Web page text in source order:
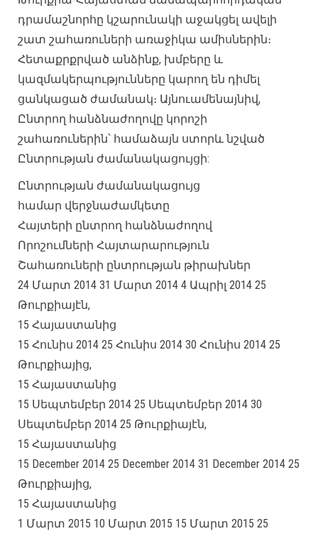
դրամաշնորհը կշարունակի աջակցել ավելի
շատ շահառուների առաջիկա ամիսներին։
Հետաքրքրված անձինք, խմբերը և
կազմակերպությունները կարող են դիմել
ցանկացած ժամանակ։ Այնուամենայնիվ,
Ընտրող հանձնաժողովը կորոշի
շահառուներին՝ համաձայն ստորև նշված
Ընտրության ժամանակացույցի:
Ընտրության ժամանակացույց
համար վերջնաժամկետը
Հայտերի ընտրող հանձնաժողով
Որոշումների Հայտարարություն
Շահառուների ընտրության թիրախներ
24 Մարտ 2014 31 Մարտ 2014 4 Ապրիլ 2014 25
Թուրքիայէն,
15 Հայաստանից
15 Հունիս 2014 25 Հունիս 2014 30 Հունիս 2014 25
Թուրքիայից,
15 Հայաստանից
15 Սեպտեմբեր 2014 25 Սեպտեմբեր 2014 30
Սեպտեմբեր 2014 25 Թուրքիայէն,
15 Հայաստանից
15 December 2014 25 December 2014 31 December 2014 25
Թուրքիայից,
15 Հայաստանից
1 Մարտ 2015 10 Մարտ 2015 15 Մարտ 2015 25